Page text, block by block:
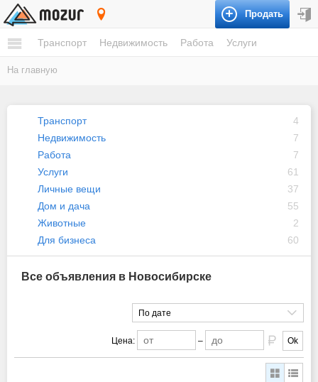
Продать
Транспорт Недвижимость Работа Услуги
На главную
Транспорт
4
Недвижимость
7
Работа
7
Услуги
61
Личные вещи
37
Дом и дача
55
Животные
2
Для бизнеса
60
Все объявления в Новосибирске
По дате
Цена: – Ok